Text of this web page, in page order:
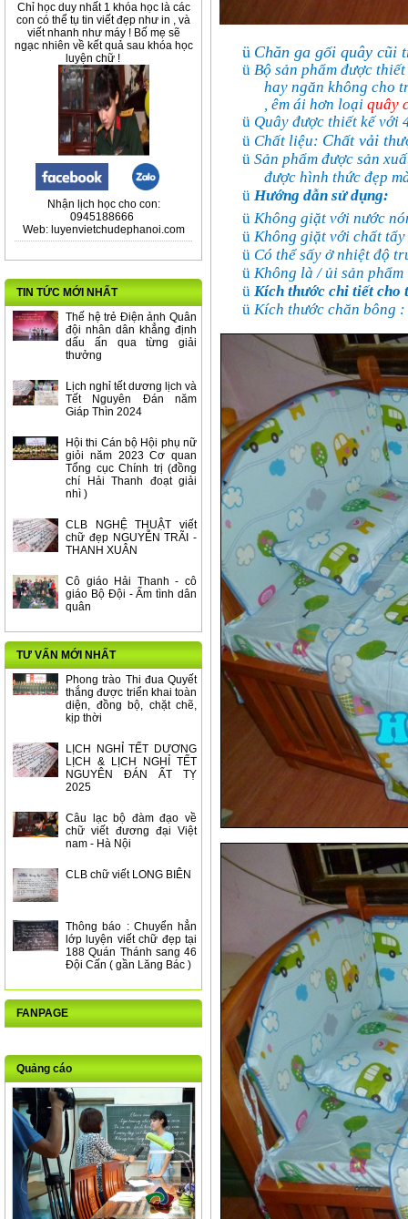
Chỉ học duy nhất 1 khóa học là các
con có thể tụ tin viết đẹp như in , và
viết nhanh như máy ! Bố mẹ sẽ
ngạc nhiên về kết quả sau khóa học
luyện chữ !
Nhận lịch học cho con:
0945188666
Web: luyenvietchudephanoi.com
TIN TỨC MỚI NHẤT
Thế hệ trẻ Điện ảnh Quân
đội nhân dân khẳng định
dấu ấn qua từng giải
thưởng
Lịch nghỉ tết dương lịch và
Tết Nguyên Đán năm
Giáp Thìn 2024
Hội thi Cán bộ Hội phụ nữ
giỏi năm 2023 Cơ quan
Tổng cục Chính trị (đồng
chí Hải Thanh đoạt giải
nhì )
CLB NGHỆ THUẬT viết
chữ đẹp NGUYỄN TRÃI -
THANH XUÂN
Cô giáo Hải Thanh - cô
giáo Bộ Đội - Ấm tình dân
quân
TƯ VẤN MỚI NHẤT
Phong trào Thi đua Quyết
thắng được triển khai toàn
diện, đồng bộ, chặt chẽ,
kịp thời
LỊCH NGHỈ TẾT DƯƠNG
LỊCH & LỊCH NGHỈ TẾT
NGUYÊN ĐÁN ẤT TỴ
2025
Câu lạc bộ đàm đạo về
chữ viết đương đại Việt
nam - Hà Nội
CLB chữ viết LONG BIÊN
Thông báo : Chuyển hẳn
lớp luyện viết chữ đẹp tại
188 Quán Thánh sang 46
Đội Cấn ( gần Lăng Bác )
FANPAGE
Quảng cáo
ü Chăn ga gối quây cũi
ü Bộ sản phẩm được
hay ngăn không cho
, êm ái hơn loại quây
ü Quây được thiết kế với
ü Chất liệu: Chất vải
ü Sản phẩm được sản
được hình thức đẹp
ü Hướng dẫn sử dụng:
ü Không giặt với nước
ü Không giặt với chất tẩy
ü Có thể sấy ở nhiệt độ
ü Không là / ủi sản phẩm
ü Kích thước chi tiết cho
ü Kích thước chăn bông :